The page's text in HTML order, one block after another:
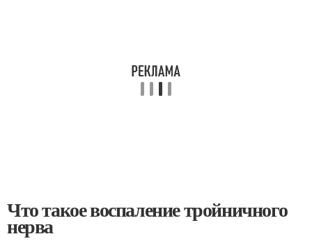
Что такое воспаление тройничного
нерва